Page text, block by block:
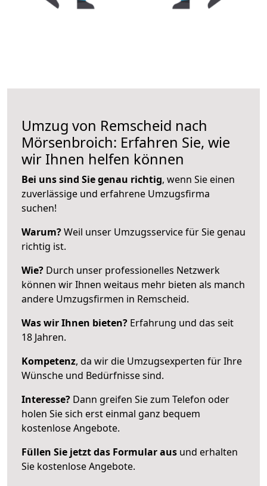
Umzug von Remscheid nach
Mörsenbroich: Erfahren Sie, wie
wir Ihnen helfen können
Bei uns sind Sie genau richtig, wenn Sie einen
zuverlässige und erfahrene Umzugsfirma
suchen!
Warum?Weil unser Umzugsservice für Sie genau
richtig ist.
Wie? Durch unser professionelles Netzwerk
können wir Ihnen weitaus mehr bieten als manch
andere Umzugsfirmen in Remscheid.
Was wir Ihnen bieten? Erfahrung und das seit
18 Jahren.
Kompetenz, da wir die Umzugsexperten für Ihre
Wünsche und Bedürfnisse sind.
Interesse? Dann greifen Sie zum Telefon oder
holen Sie sich erst einmal ganz bequem
kostenlose Angebote.
Füllen Sie jetzt das Formular aus und erhalten
Sie kostenlose Angebote.